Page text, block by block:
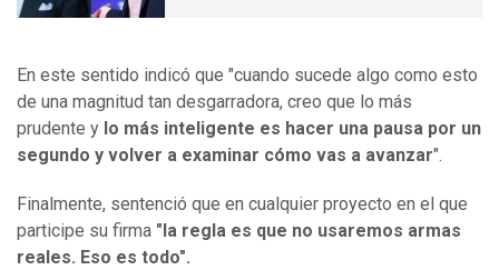
En este sentido indicó que "cuando sucede algo como esto
de una magnitud tan desgarradora, creo que lo más
prudente y lo más inteligente es hacer una pausa por un
segundo y volver a examinar cómo vas a avanzar".
Finalmente, sentenció que en cualquier proyecto en el que
participe su firma "la regla es que no usaremos armas
reales. Eso es todo".